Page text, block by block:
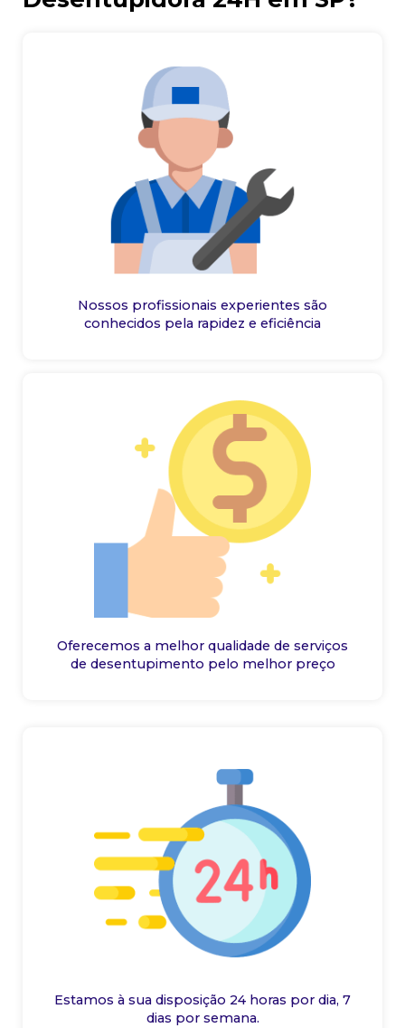
Nossos profissionais experientes são
conhecidos pela rapidez e eficiência
Oferecemos a melhor qualidade de serviços
de desentupimento pelo melhor preço
Estamos à sua disposição 24 horas por dia, 7
dias por semana.